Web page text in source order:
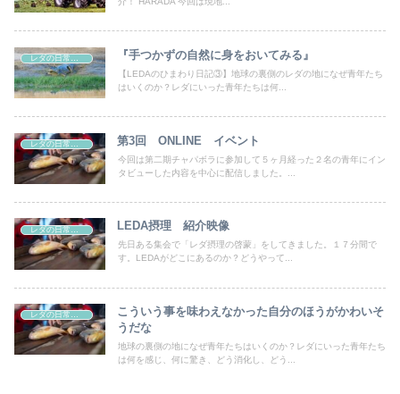
『手つかずの自然に身をおいてみる』
【LEDAのひまわり日記③】地球の裏側のレダの地になぜ青年たち
はいくのか？レダにいった青年たちは何...
第3回 ONLINE イベント
今回は第二期チャパボラに参加して５ヶ月経った２名の青年にイン
タビューした内容を中心に配信しました。...
LEDA摂理 紹介映像
先日ある集会で「レダ摂理の啓蒙」をしてきました。１７分間で
す。LEDAがどこにあるのか？どうやって...
レダの日常、日本の非日常
こういう事を味わえなかった自分のほうがかわいそ
うだな
地球の裏側の地になぜ青年たちはいくのか？レダにいった青年たち
は何を感じ、何に驚き、どう消化し、どう...